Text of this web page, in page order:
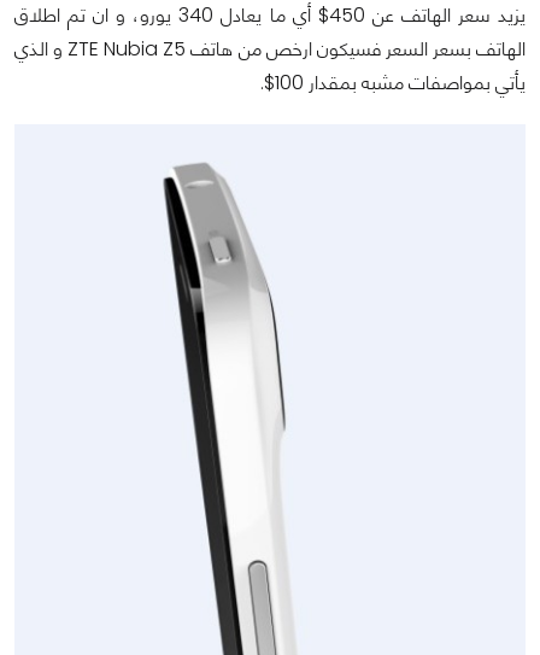
يزيد سعر الهاتف عن 450$ أي ما يعادل 340 يورو، و ان تم اطلاق
الهاتف بسعر السعر فسيكون ارخص من هاتف ZTE Nubia Z5 و الذي
يأتي بمواصفات مشبه بمقدار 100$.